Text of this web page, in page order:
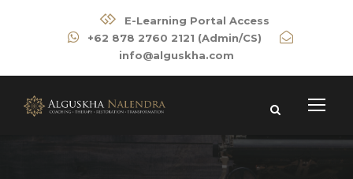
E-Learning Portal Access
+62 878 2760 2121 (Admin/CS)
info@alguskha.com